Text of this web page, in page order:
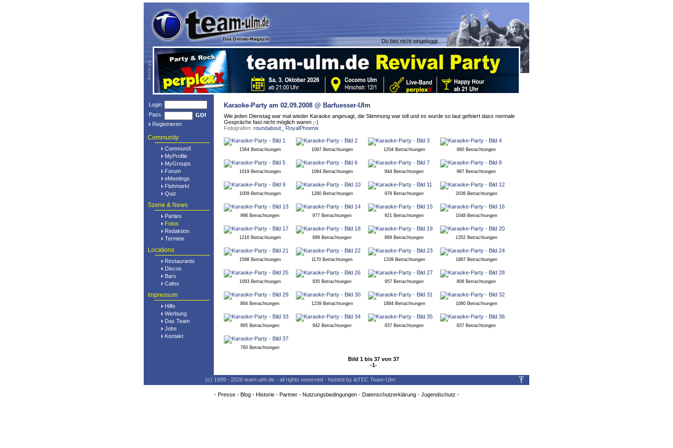
Du bist nicht eingeloggt.
Login
Pass
Registrieren
Community
CommuniX
MyProfile
MyGroups
Forum
eMeetings
Flohmarkt
Quiz
Szene & News
Parties
Fotos
Redaktion
Termine
Locations
Restaurants
Discos
Bars
Cafes
Impressum
Hilfe
Werbung
Das Team
Jobs
Kontakt
Karaoke-Party am 02.09.2008 @ Barfuesser-Ulm
Wie jeden Dienstag war mal wieder Karaoke angesagt, die Stimmung war toll und es wurde so laut gefeiert dass normale
Gespräche fast nicht möglich waren ;-)
Fotografen: roundabout_ RoyalPhoenix
1564 Betrachtungen 1097 Betrachtungen 1204 Betrachtungen 990 Betrachtungen
1019 Betrachtungen 1064 Betrachtungen 944 Betrachtungen 967 Betrachtungen
1009 Betrachtungen 1260 Betrachtungen 978 Betrachtungen 2036 Betrachtungen
998 Betrachtungen 977 Betrachtungen 921 Betrachtungen 1048 Betrachtungen
1216 Betrachtungen 899 Betrachtungen 869 Betrachtungen 1352 Betrachtungen
1598 Betrachtungen 1170 Betrachtungen 1339 Betrachtungen 1887 Betrachtungen
1093 Betrachtungen 935 Betrachtungen 957 Betrachtungen 808 Betrachtungen
864 Betrachtungen 1239 Betrachtungen 1884 Betrachtungen 1080 Betrachtungen
895 Betrachtungen 942 Betrachtungen 937 Betrachtungen 837 Betrachtungen
760 Betrachtungen
Bild 1 bis 37 von 37
-1-
(c) 1999 - 2026 team-ulm.de - all rights reserved - hosted by ibTEC Team-Ulm
- Presse- Blog- Historie- Partner- Nutzungsbedingungen- Datenschutzerklärung- Jugendschutz -